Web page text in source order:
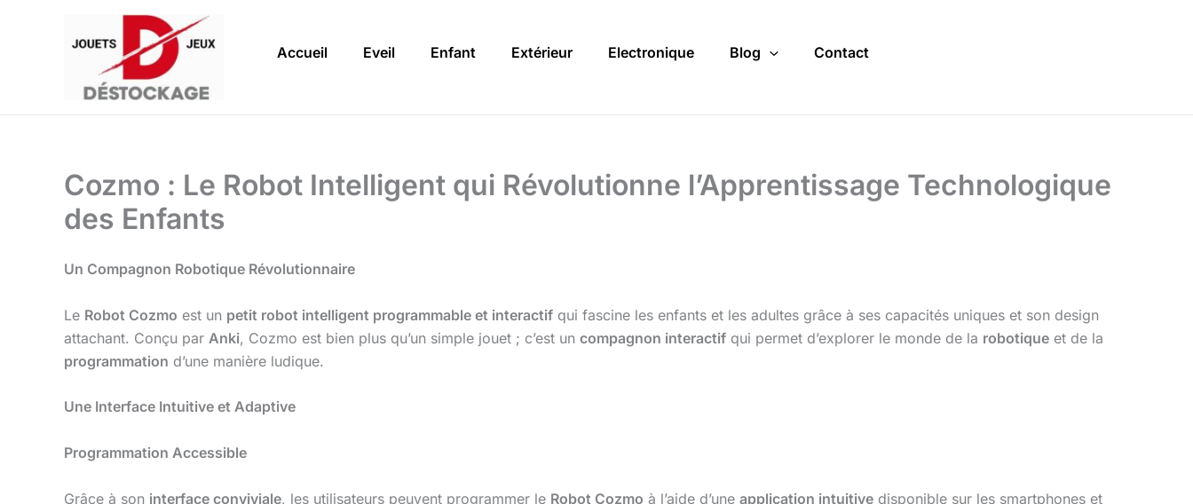
Accueil Eveil Enfant Extérieur Electronique Blog Contact
Cozmo : Le Robot Intelligent qui Révolutionne l’Apprentissage Technologique
des Enfants
Un Compagnon Robotique Révolutionnaire
Le Robot Cozmo est un petit robot intelligent programmable et interactif qui fascine les enfants et les adultes grâce à ses capacités uniques et son design
attachant. Conçu par Anki, Cozmo est bien plus qu’un simple jouet ; c’est un compagnon interactif qui permet d’explorer le monde de la robotique et de la
programmation d’une manière ludique.
Une Interface Intuitive et Adaptive
Programmation Accessible
Grâce à son interface conviviale, les utilisateurs peuvent programmer le Robot Cozmo à l’aide d’une application intuitive disponible sur les smartphones et